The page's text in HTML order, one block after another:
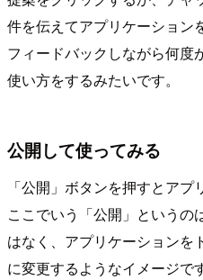
件を伝えてアプリケーション
フィードバックしながら何度
使い方をするみたいです。
公開して使ってみる
「公開」ボタンを押すとアプ
ここでいう「公開」というの
はなく、アプリケーションを
に変更するようなイメージです